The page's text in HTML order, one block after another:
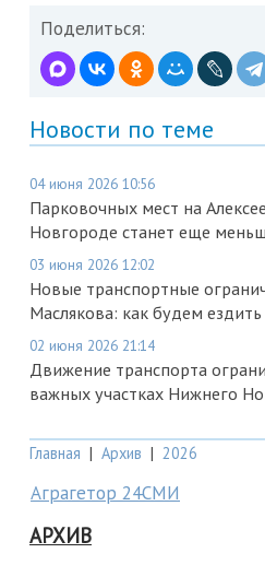
Поделиться:
Новости по теме
04 июня 2026 10:56
Парковочных мест на
Новгороде станет еще
03 июня 2026 12:02
Новые транспортные
Маслякова: как будем ездить
02 июня 2026 21:14
Движение транспорта
важных участках Нижнего
Главная | Архив | 2026
Аграгетор 24СМИ
АРХИВ